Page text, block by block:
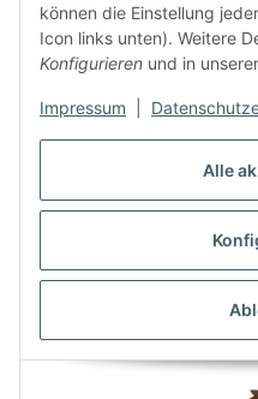
Alle
können die Einstellung
Icon links unten). Weitere
Konfigurieren und in unserer
Impressum
Momentan nicht verfügbar
AUSVERKAUFT